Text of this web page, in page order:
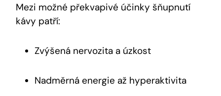
Mezi možné překvapivé​ účinky šňupnutí
kávy patří:
Zvýšená nervozita a úzkost
Nadměrná energie až hyperaktivita